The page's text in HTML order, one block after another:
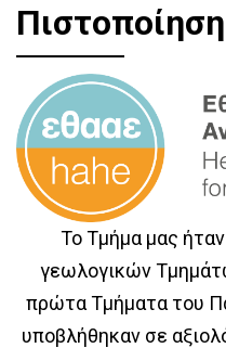
Πιστοποίηση
Το Τμήμα μας
γεωλογικών
πρώτα Τμήματα του
υποβλήθηκαν σε